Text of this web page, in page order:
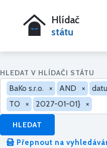
Hlídač
státu
HLEDAT V HLÍDAČI STÁTU
BaKo s.r.o. × AND ×
TO
× 2027-01-01} ×
HLEDAT
Přepnout na